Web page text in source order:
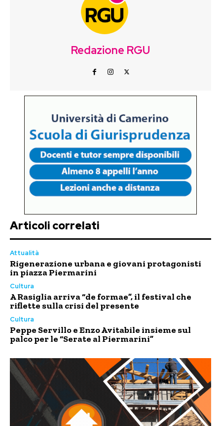
Redazione RGU
Articoli correlati
Attualità
Rigenerazione urbana e giovani protagonisti
in piazza Piermarini
Cultura
A Rasiglia arriva “de formae”, il festival che
riflette sulla crisi del presente
Cultura
Peppe Servillo e Enzo Avitabile insieme sul
palco per le “Serate al Piermarini”